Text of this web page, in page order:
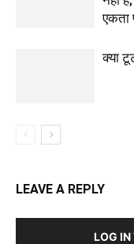
एकता
क्या
LEAVE A REPLY
LOG